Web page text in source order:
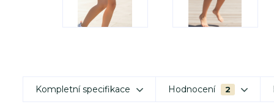
Kompletní specifikace Hodnocení 2